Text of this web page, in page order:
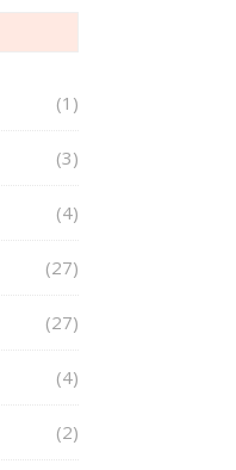
(1)
(3)
(4)
(27)
(27)
(4)
(2)